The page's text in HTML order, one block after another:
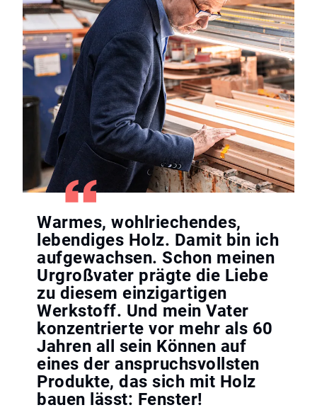
Warmes, wohlriechendes,
lebendiges Holz. Damit bin ich
aufgewachsen. Schon meinen
Urgroßvater prägte die Liebe
zu diesem einzigartigen
Werkstoff. Und mein Vater
konzentrierte vor mehr als 60
Jahren all sein Können auf
eines der anspruchsvollsten
Produkte, das sich mit Holz
bauen lässt: Fenster!